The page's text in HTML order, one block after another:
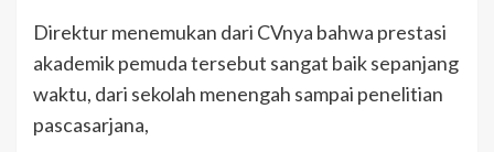
Direktur menemukan dari CVnya bahwa prestasi
akademik pemuda tersebut sangat baik sepanjang
waktu, dari sekolah menengah sampai penelitian
pascasarjana,